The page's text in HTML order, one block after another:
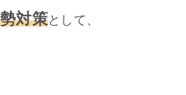
対策として、